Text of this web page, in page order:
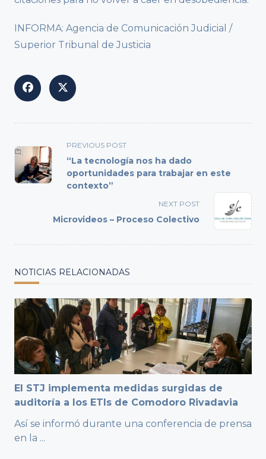
INFORMA: Agencia de Comunicación Judicial /
Superior Tribunal de Justicia
<span
class="nav-
subtitle
screen-
text">Page</span>
PREVIOUS POST
“La tecnología nos ha dado
oportunidades para trabajar en este
contexto”
NEXT POST
Microvideos – Proceso Colectivo
NOTICIAS RELACIONADAS
El STJ implementa medidas surgidas de
auditoría a los ETIs de Comodoro Rivadavia
Así se informó durante una conferencia de prensa
en la ...